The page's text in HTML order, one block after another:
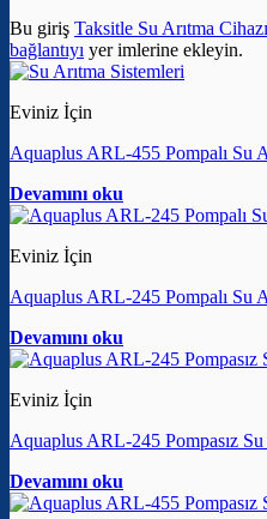
Bu giriş Taksitle Su Arıtma Cihazı
bağlantıyı yer imlerine ekleyin.
Eviniz İçin
Aquaplus ARL-455 Pompalı Su
Devamını oku
Eviniz İçin
Aquaplus ARL-245 Pompalı Su
Devamını oku
Eviniz İçin
Aquaplus ARL-245 Pompasız Su
Devamını oku